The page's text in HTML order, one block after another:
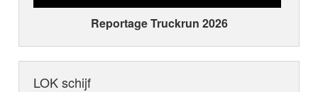
Reportage Truckrun 2026
LOK schijf